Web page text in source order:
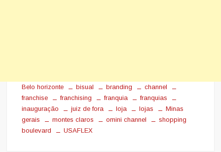
Belo horizonte bisual branding
channel
franchise
franchising franquia
franquias
inauguração
juiz de fora loja lojas
Minas
gerais
montes claros omini channel
shopping
boulevard
USAFLEX